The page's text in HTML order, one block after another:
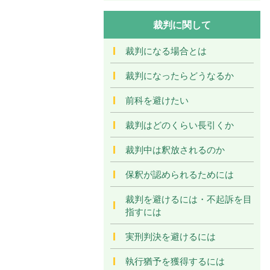
裁判に関して
裁判になる場合とは
裁判になったらどうなるか
前科を避けたい
裁判はどのくらい長引くか
裁判中は釈放されるのか
保釈が認められるためには
裁判を避けるには・不起訴を目
指すには
実刑判決を避けるには
執行猶予を獲得するには